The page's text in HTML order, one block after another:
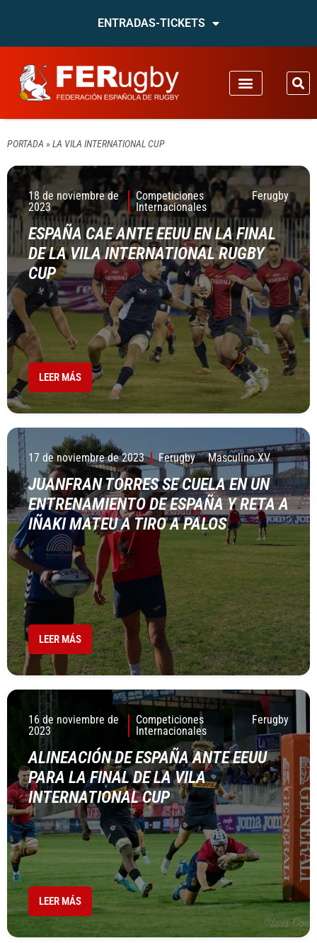
ENTRADAS-TICKETS
PORTADA » LA VILA INTERNATIONAL CUP
18 de noviembre de
2023
Competiciones
Internacionales
Ferugby
ESPAÑA CAE ANTE EEUU EN LA FINAL
DE LA VILA INTERNATIONAL RUGBY
CUP
LEER MÁS
17 de noviembre de 2023 Ferugby Masculino XV
JUANFRAN TORRES SE CUELA EN UN
ENTRENAMIENTO DE ESPAÑA Y RETA A
IÑAKI MATEU A TIRO A PALOS
LEER MÁS
16 de noviembre de
2023
Competiciones
Internacionales
Ferugby
ALINEACIÓN DE ESPAÑA ANTE EEUU
PARA LA FINAL DE LA VILA
INTERNATIONAL CUP
LEER MÁS